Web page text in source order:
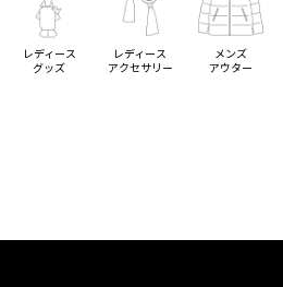
レディース
グッズ
レディース
アクセサリー
メンズ
アウター